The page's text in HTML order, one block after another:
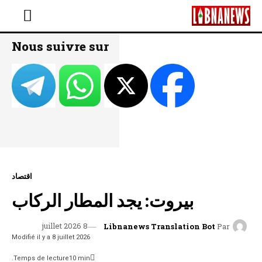
Nous suivre sur
اقتصاد
بيروت: يجد المطار الركاب
Par
Libnanews Translation Bot
8 juillet 2026
Modifié il y a 8 juillet 2026
Temps de lecture10 min.